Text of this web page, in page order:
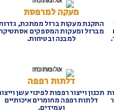
מעקה למרפסת
התקנת מעקות ברזל ממתכת, גדרות
מברזל ומעקות המספקים אסתטיקה
למבנה ובטיחות.
דלתות רפפה
תכנון וייצור רפפות לפינוי עשן וייצור
דלתות רפפה מחומרים איכותיים
ועמידים.​